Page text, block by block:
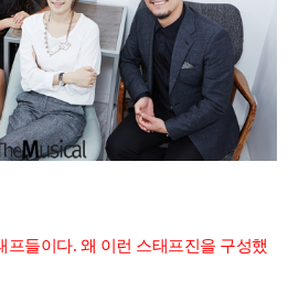
프들이다. 왜 이런 스태프진을 구성했